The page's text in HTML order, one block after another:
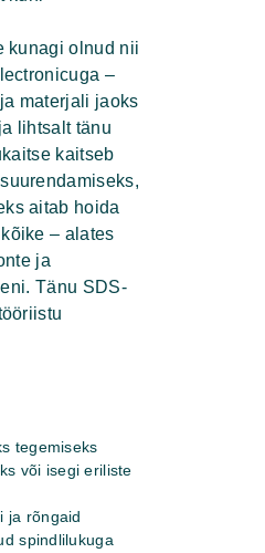
kunagi olnud nii
–
materjali jaoks
lihtsalt tänu
kaitseb
aitab hoida
– alates
ja
Tänu SDS-
tegemiseks
või isegi eriliste
ja rõngaid
spindlilukuga